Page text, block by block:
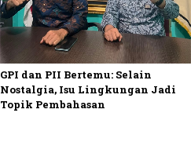
GPI dan PII Bertemu: Selain
Nostalgia, Isu Lingkungan Jadi
Topik Pembahasan